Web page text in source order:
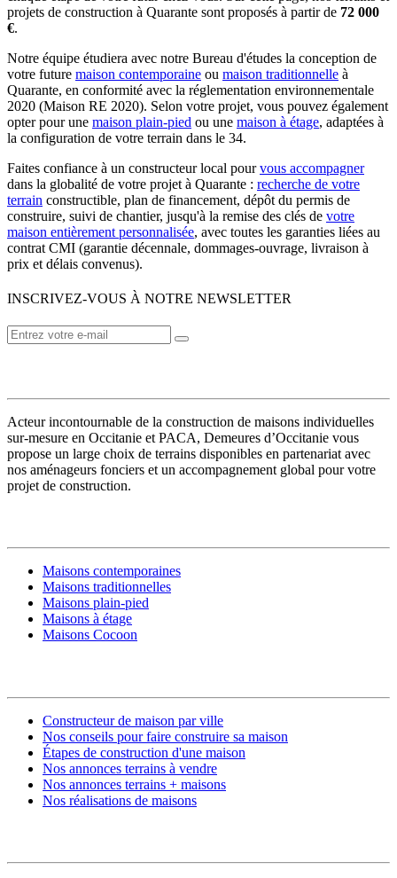
projets de construction à Quarante sont proposés à partir de 72 000
€.
Notre équipe étudiera avec notre Bureau d'études la conception de
votre future maison contemporaine ou maison traditionnelle à
Quarante, en conformité avec la réglementation environnementale
2020 (Maison RE 2020). Selon votre projet, vous pouvez également
opter pour une maison plain-pied ou une maison à étage, adaptées à
la configuration de votre terrain dans le 34.
Faites confiance à un constructeur local pourvous accompagner
dans la globalité de votre projet à Quarante : recherche de votre
terrain constructible, plan de financement, dépôt du permis de
construire, suivi de chantier, jusqu'à la remise des clés de votre
maison entièrement personnalisée, avec toutes les garanties liées au
contrat CMI (garantie décennale, dommages-ouvrage, livraison à
prix et délais convenus).
INSCRIVEZ-VOUS À NOTRE NEWSLETTER
Acteur incontournable de la construction de maisons individuelles
sur-mesure en Occitanie et PACA, Demeures d’Occitanie vous
propose un large choix de terrains disponibles en partenariat avec
nos aménageurs fonciers et un accompagnement global pour votre
projet de construction.
Maisons contemporaines
Maisons traditionnelles
Maisons plain-pied
Maisons à étage
Maisons Cocoon
Constructeur de maison par ville
Nos conseils pour faire construire sa maison
Étapes de construction d'une maison
Nos annonces terrains à vendre
Nos annonces terrains + maisons
Nos réalisations de maisons